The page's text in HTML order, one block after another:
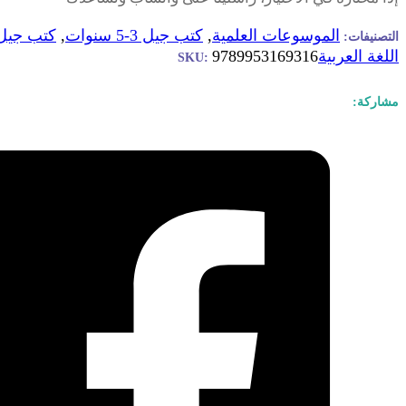
التصنيفات: الموسوعات العلمية, كتب جيل 3-5 سنوات , كتب جيل 5-7
اللغة العربية
SKU: 9789953169316
مشاركة: